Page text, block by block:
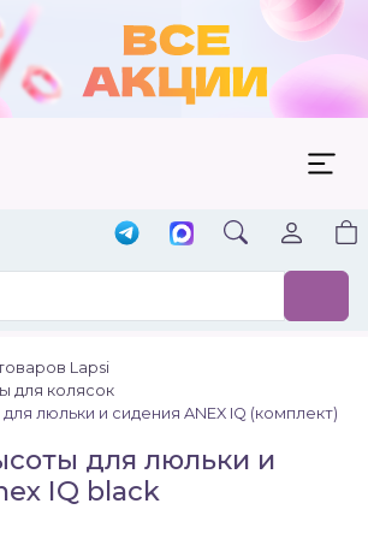
Lapsi
для колясок
люльки и сидения ANEX IQ (комплект)
для люльки и
IQ black